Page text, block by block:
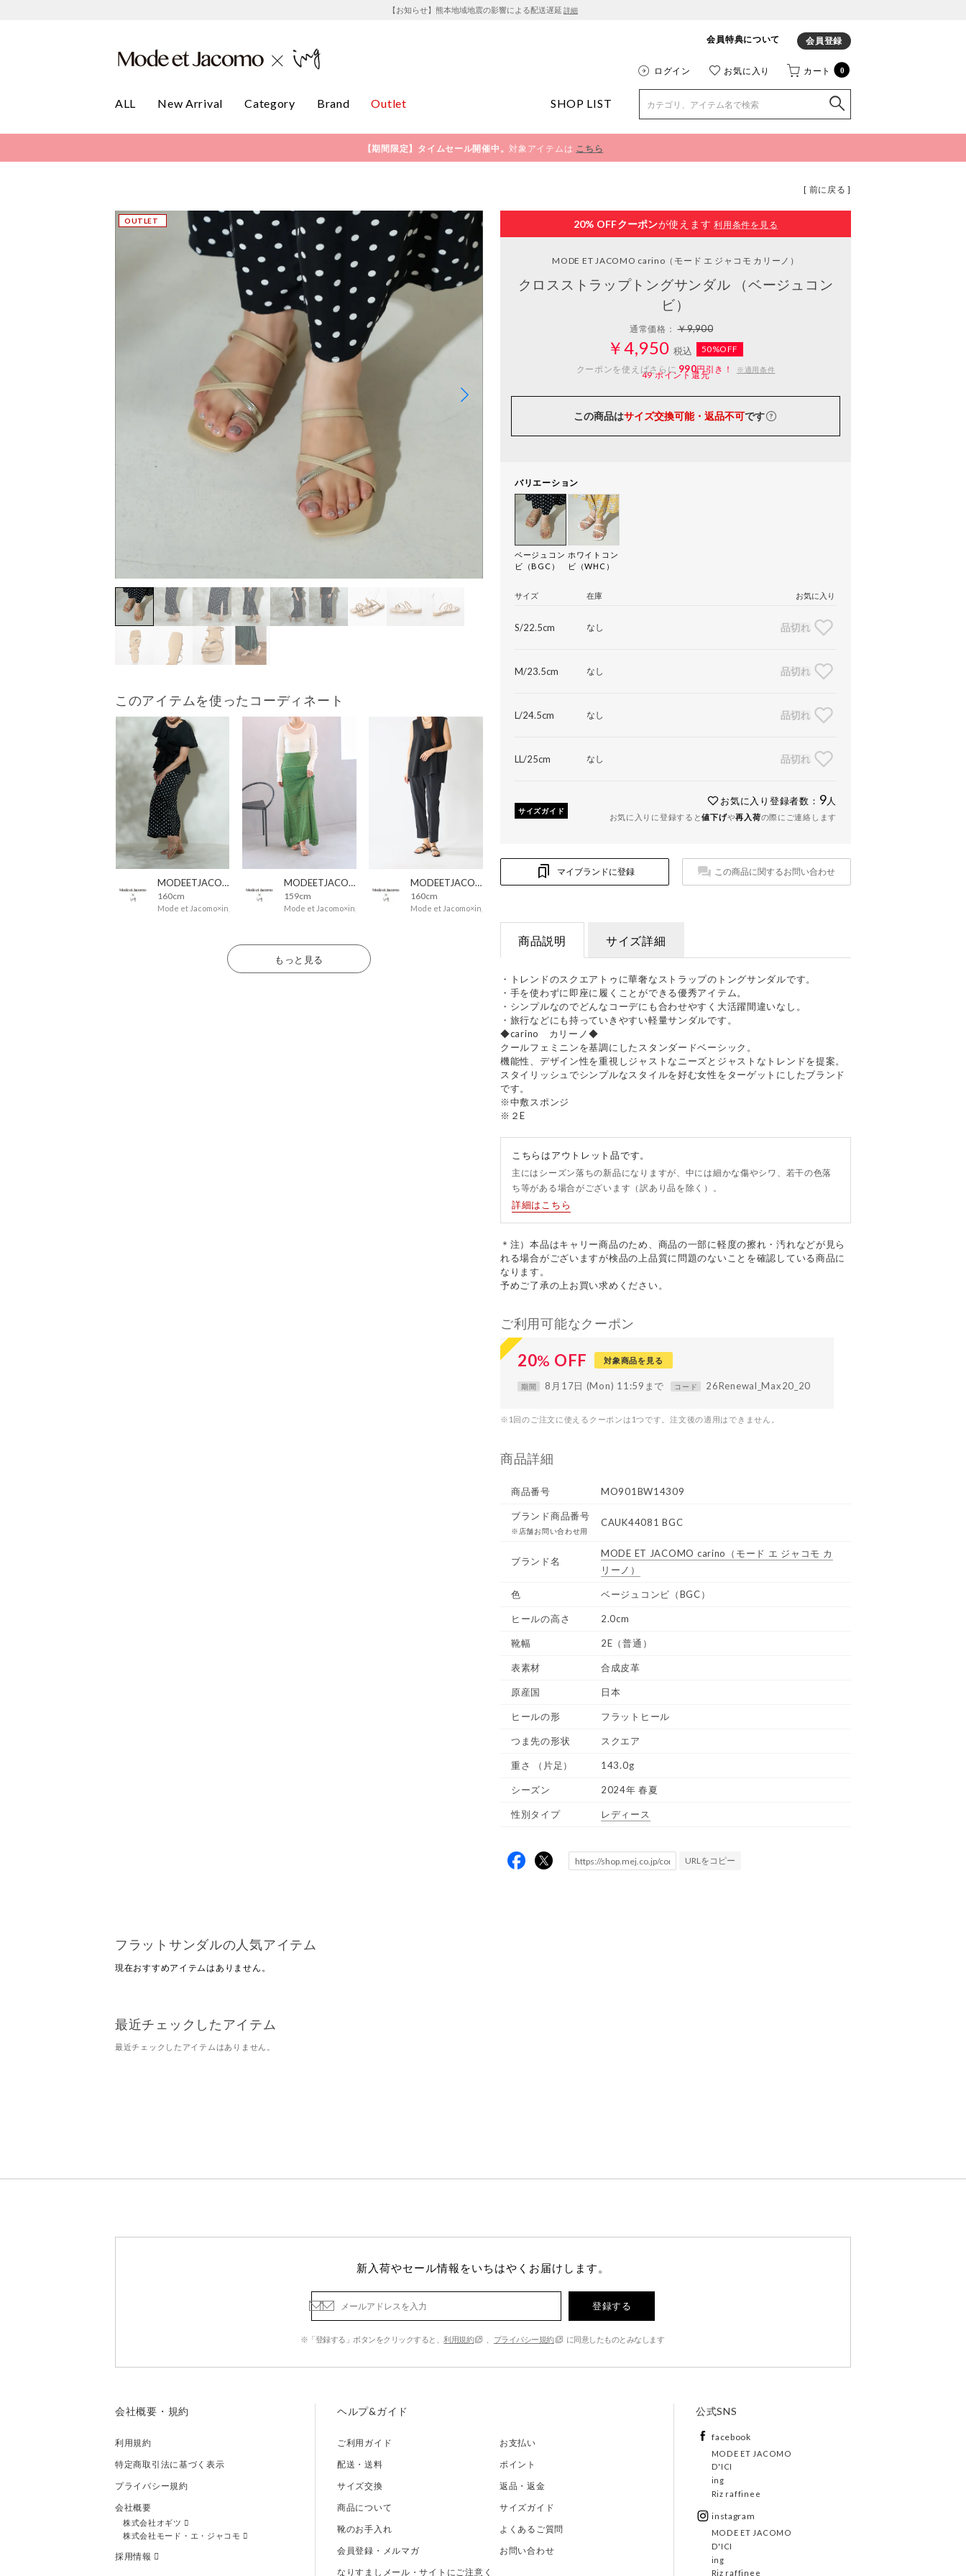
【お知らせ】熊本地域地震の影響による配送遅延 詳細
会員特典について 会員登録
ログイン お気に入り カート 0
ALL New Arrival Category Brand Outlet SHOP LIST
【期間限定】タイムセール開催中。対象アイテムは こちら
[ 前に戻る ]
このアイテムを使ったコーディネート
MODEETJACOMOingSTAFF
160cm
Mode et Jacomo×ing
MODEETJACOMOingSTAFF
159cm
Mode et Jacomo×ing
MODEETJACOMOingSTAFF
160cm
Mode et Jacomo×ing
もっと見る
20% OFFクーポンが使えます 利用条件を見る
MODE ET JACOMO carino （モード エ ジャコモ カリーノ）
クロスストラップトングサンダル （ベージュコン
ビ）
通常価格：￥9,900
￥4,950 税込
50%OFF
クーポンを使えばさらに 990円引き！ ※適用条件
49ポイント還元
この商品はサイズ交換可能・返品不可です
バリエーション
ベージュコン
ビ（BGC）
ホワイトコン
ビ（WHC）
サイズ 在庫 お気に入り
S/22.5cm なし 品切れ
M/23.5cm なし 品切れ
L/24.5cm なし 品切れ
LL/25cm なし 品切れ
サイズガイド
お気に入り登録者数： 9 人
お気に入りに登録すると値下げや再入荷の際にご連絡します
マイブランドに登録 この商品に関するお問い合わせ
商品説明 サイズ詳細
・トレンドのスクエアトゥに華奢なストラップのトングサンダルです。
・手を使わずに即座に履くことができる優秀アイテム。
・シンプルなのでどんなコーデにも合わせやすく大活躍間違いなし。
・旅行などにも持っていきやすい軽量サンダルです。
◆carino カリーノ◆
クールフェミニンを基調にしたスタンダードベーシック。
機能性、デザイン性を重視しジャストなニーズとジャストなトレンドを提案。
スタイリッシュでシンプルなスタイルを好む女性をターゲットにしたブランド
です。
※中敷スポンジ
※２E
こちらはアウトレット品です。
主にはシーズン落ちの新品になりますが、中には細かな傷やシワ、若干の色落
ち等がある場合がございます（訳あり品を除く）。
詳細はこちら
＊注）本品はキャリー商品のため、商品の一部に軽度の擦れ・汚れなどが見ら
れる場合がございますが検品の上品質に問題のないことを確認している商品に
なります。
予めご了承の上お買い求めください。
ご利用可能なクーポン
20% OFF 対象商品を見る
期間 8月17日 (Mon) 11:59まで コード 26Renewal_Max20_20
※1回のご注文に使えるクーポンは1つです。注文後の適用はできません。
商品詳細
商品番号 MO901BW14309
ブランド商品番号
※店舗お問い合わせ用
CAUK44081 BGC
ブランド名
MODE ET JACOMO carino
（モード エ ジャコモ カ
リーノ）
色 ベージュコンビ（BGC）
ヒールの高さ 2.0cm
靴幅 2E（普通）
表素材 合成皮革
原産国 日本
ヒールの形 フラットヒール
つま先の形状 スクエア
重さ （片足） 143.0g
シーズン 2024年 春夏
性別タイプ レディース
URLをコピー
フラットサンダルの人気アイテム
現在おすすめアイテムはありません。
最近チェックしたアイテム
最近チェックしたアイテムはありません。
新入荷やセール情報をいちはやくお届けします。
登録する
※「登録する」ボタンをクリックすると、利用規約 プライバシー規約 に同意したものとみなします
会社概要・規約
利用規約
特定商取引法に基づく表示
プライバシー規約
会社概要
株式会社オギツ
株式会社モード・エ・ジャコモ
採用情報
ヘルプ&ガイド
ご利用ガイド
お支払い
配送・送料
ポイント
サイズ交換
返品・返金
商品について
サイズガイド
靴のお手入れ
よくあるご質問
会員登録・メルマガ
お問い合わせ
なりすましメール・サイトにご注意く
公式SNS
facebook
MODE ET JACOMO
D'ICI
ing
Riz raffinee
instagram
MODE ET JACOMO
D'ICI
ing
Riz raffinee